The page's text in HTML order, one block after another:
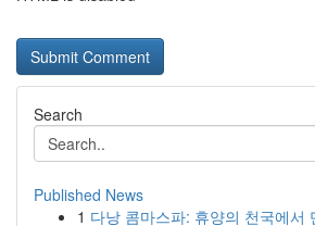
Search
Published News
1 다낭 콤마스파: 휴양의 천국에서